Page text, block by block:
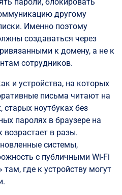
другому
Именно поэтому
создаваться через
к домену, а не к
сотрудников.
и устройства, на которых
письма читают на
ноутбуках без
паролях в браузере на
в разы.
системы,
с публичными Wi-Fi
там, где к устройству могут